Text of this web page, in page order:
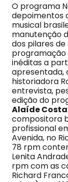
O programa
depoimentos
musical
manutenção
dos pilares
programação
inéditas a
apresentada,
historiadora
entrevista,
edição do
Alaíde Costa
compositora
profissional
Avenida, no
78 rpm
Lenita
rpm com as
Richard